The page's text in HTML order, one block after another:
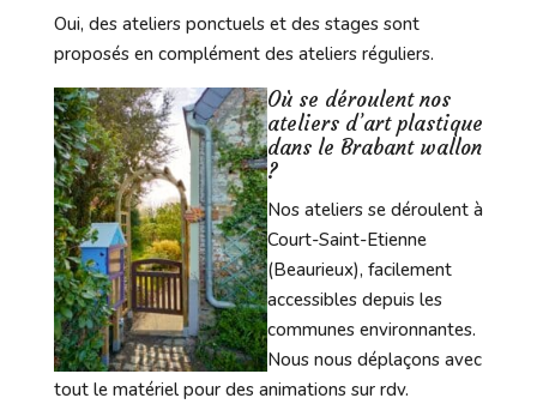
Oui, des ateliers ponctuels et des stages sont
proposés en complément des ateliers réguliers.
Où se déroulent nos
ateliers d’art plastique
dans le Brabant wallon
?
Nos ateliers se déroulent à
Court-Saint-Etienne
(Beaurieux), facilement
accessibles depuis les
communes environnantes.
Nous nous déplaçons avec
tout le matériel pour des animations sur rdv.